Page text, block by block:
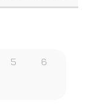
5 6